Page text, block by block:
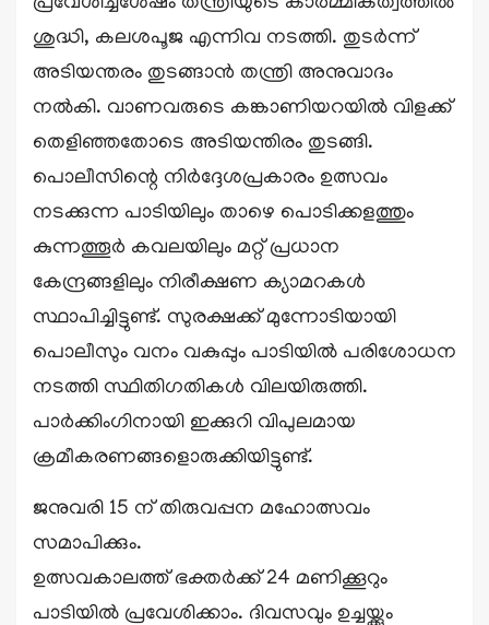
ശുദ്ധി, കലശപൂജ എന്നിവ നടത്തി. തുടർന്ന്
അടിയന്തരം തുടങ്ങാൻ തന്ത്രി അനുവാദം
നൽകി. വാണവരുടെ കങ്കാണിയറയിൽ വിളക്ക്
തെളിഞ്ഞതോടെ അടിയന്തിരം തുടങ്ങി.
പൊലീസിന്റെ നിർദ്ദേശപ്രകാരം ഉത്സവം
നടക്കുന്ന പാടിയിലും താഴെ പൊടിക്കളത്തും
കുന്നത്തൂർ കവലയിലും മറ്റ് പ്രധാന
കേന്ദ്രങ്ങളിലും നിരീക്ഷണ ക്യാമറകൾ
സ്ഥാപിച്ചിട്ടുണ്ട്. സുരക്ഷക്ക് മുന്നോടിയായി
പൊലീസും വനം വകുപ്പും പാടിയിൽ പരിശോധന
നടത്തി സ്ഥിതിഗതികൾ വിലയിരുത്തി.
പാർക്കിംഗിനായി ഇക്കുറി വിപുലമായ
ക്രമീകരണങ്ങളൊരുക്കിയിട്ടുണ്ട്.
ജനുവരി 15 ന് തിരുവപ്പന മഹോത്സവം
സമാപിക്കും.
ഉത്സവകാലത്ത് ഭക്തർക്ക് 24 മണിക്കൂറും
പാടിയിൽ പ്രവേശിക്കാം. ദിവസവും ഉച്ചയ്ക്കും